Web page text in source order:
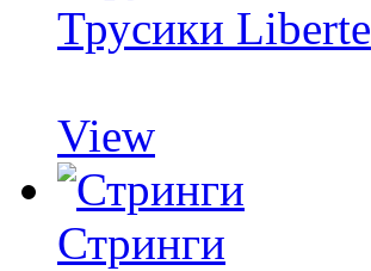
Трусики Liberte
View
Стринги